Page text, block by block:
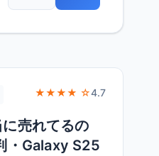
★★★★ ☆4.7
売れてるの
・Galaxy S25